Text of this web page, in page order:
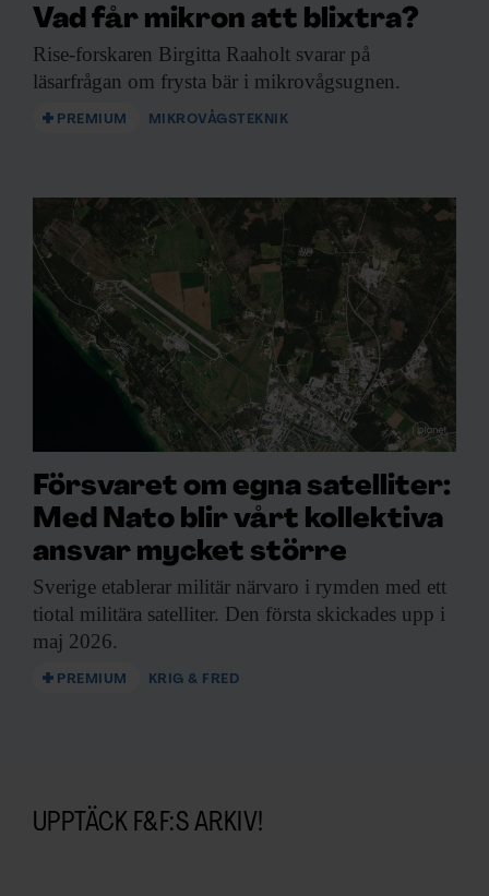
Vad får mikron att blixtra?
Rise-forskaren Birgitta Raaholt svarar på
läsarfrågan om frysta bär i mikrovågsugnen.
PREMIUM MIKROVÅGSTEKNIK
Försvaret om egna satelliter:
Med Nato blir vårt kollektiva
ansvar mycket större
Sverige etablerar militär närvaro i rymden med ett
tiotal militära satelliter. Den första skickades upp i
maj 2026.
PREMIUM KRIG & FRED
UPPTÄCK F&F:S ARKIV!